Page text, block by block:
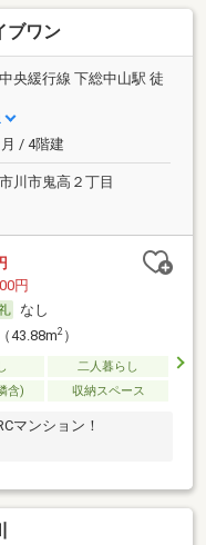
ブワン
央緩行線 下総中山駅 徒
/ 4階建
川市鬼高２丁目
円
なし
43.88m2）
二人暮らし
含) 収納スペース
マンション！